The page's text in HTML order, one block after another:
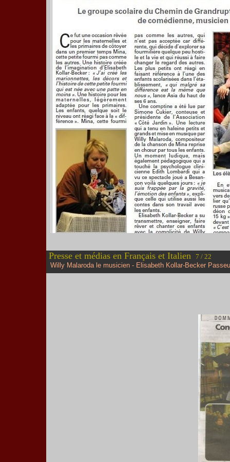
Presse et médias en Français et Italien 7 / 22
Willy Malaroda le musicien - Elisabeth Kollar-Becker